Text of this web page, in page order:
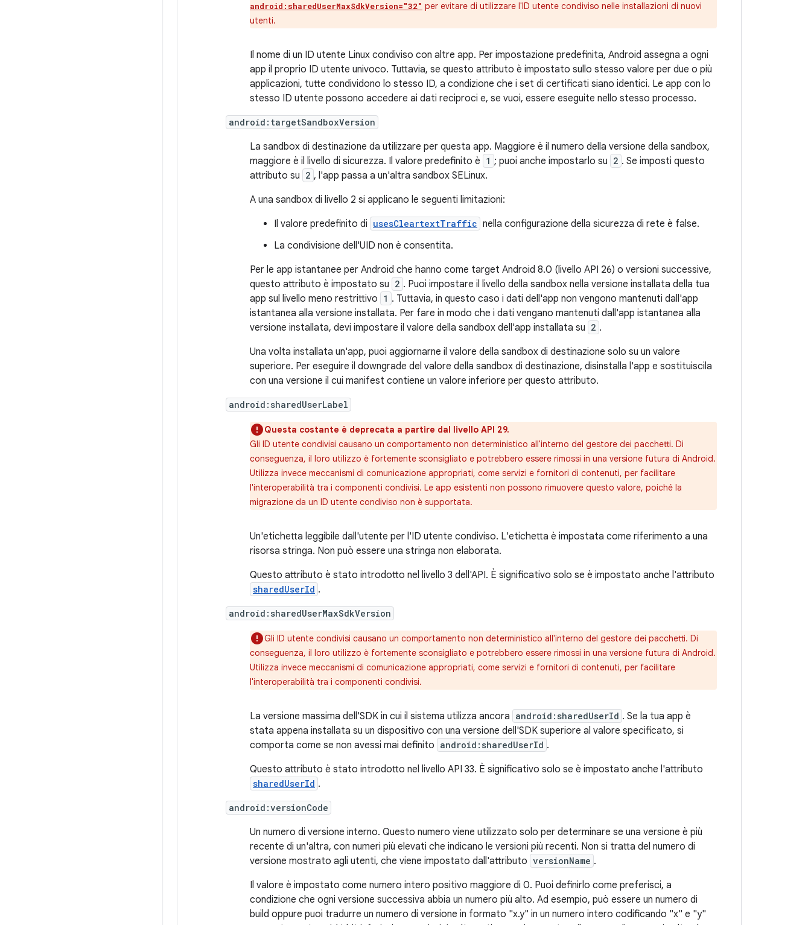
android:sharedUserMaxSdkVersion="32" per evitare di utilizzare l'ID utente condiviso nelle installazioni di nuovi
utenti.
Il nome di un ID utente Linux condiviso con altre app. Per impostazione predefinita, Android assegna a ogni
app il proprio ID utente univoco. Tuttavia, se questo attributo è impostato sullo stesso valore per due o più
applicazioni, tutte condividono lo stesso ID, a condizione che i set di certificati siano identici. Le app con lo
stesso ID utente possono accedere ai dati reciproci e, se vuoi, essere eseguite nello stesso processo.
android:targetSandboxVersion
La sandbox di destinazione da utilizzare per questa app. Maggiore è il numero della versione della sandbox,
maggiore è il livello di sicurezza. Il valore predefinito è 1 ; puoi anche impostarlo su 2 . Se imposti questo
attributo su 2 , l'app passa a un'altra sandbox SELinux.
A una sandbox di livello 2 si applicano le seguenti limitazioni:
Il valore predefinito di usesCleartextTraffic nella configurazione della sicurezza di rete è false.
La condivisione dell'UID non è consentita.
Per le app istantanee per Android che hanno come target Android 8.0 (livello API 26) o versioni successive,
questo attributo è impostato su 2 . Puoi impostare il livello della sandbox nella versione installata della tua
app sul livello meno restrittivo 1 . Tuttavia, in questo caso i dati dell'app non vengono mantenuti dall'app
istantanea alla versione installata. Per fare in modo che i dati vengano mantenuti dall'app istantanea alla
versione installata, devi impostare il valore della sandbox dell'app installata su 2 .
Una volta installata un'app, puoi aggiornarne il valore della sandbox di destinazione solo su un valore
superiore. Per eseguire il downgrade del valore della sandbox di destinazione, disinstalla l'app e sostituiscila
con una versione il cui manifest contiene un valore inferiore per questo attributo.
android:sharedUserLabel
Questa costante è deprecata a partire dal livello API 29.
Gli ID utente condivisi causano un comportamento non deterministico all'interno del gestore dei pacchetti. Di
conseguenza, il loro utilizzo è fortemente sconsigliato e potrebbero essere rimossi in una versione futura di Android.
Utilizza invece meccanismi di comunicazione appropriati, come servizi e fornitori di contenuti, per facilitare
l'interoperabilità tra i componenti condivisi. Le app esistenti non possono rimuovere questo valore, poiché la
migrazione da un ID utente condiviso non è supportata.
Un'etichetta leggibile dall'utente per l'ID utente condiviso. L'etichetta è impostata come riferimento a una
risorsa stringa. Non può essere una stringa non elaborata.
Questo attributo è stato introdotto nel livello 3 dell'API. È significativo solo se è impostato anche l'attributo
sharedUserId .
android:sharedUserMaxSdkVersion
Gli ID utente condivisi causano un comportamento non deterministico all'interno del gestore dei pacchetti. Di
conseguenza, il loro utilizzo è fortemente sconsigliato e potrebbero essere rimossi in una versione futura di Android.
Utilizza invece meccanismi di comunicazione appropriati, come servizi e fornitori di contenuti, per facilitare
l'interoperabilità tra i componenti condivisi.
La versione massima dell'SDK in cui il sistema utilizza ancora android:sharedUserId . Se la tua app è
stata appena installata su un dispositivo con una versione dell'SDK superiore al valore specificato, si
comporta come se non avessi mai definito android:sharedUserId .
Questo attributo è stato introdotto nel livello API 33. È significativo solo se è impostato anche l'attributo
sharedUserId .
android:versionCode
Un numero di versione interno. Questo numero viene utilizzato solo per determinare se una versione è più
recente di un'altra, con numeri più elevati che indicano le versioni più recenti. Non si tratta del numero di
versione mostrato agli utenti, che viene impostato dall'attributo versionName .
Il valore è impostato come numero intero positivo maggiore di 0. Puoi definirlo come preferisci, a
condizione che ogni versione successiva abbia un numero più alto. Ad esempio, può essere un numero di
build oppure puoi tradurre un numero di versione in formato "x.y" in un numero intero codificando "x" e "y"